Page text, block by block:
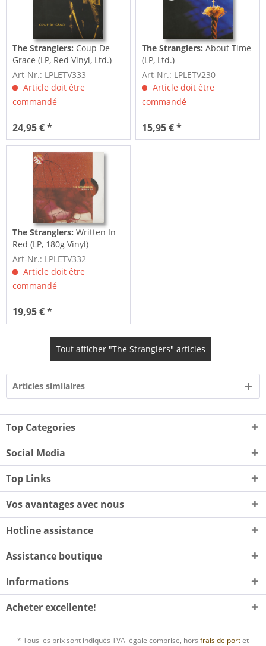
The Stranglers: Coup De
Grace (LP, Red Vinyl, Ltd.)
Art-Nr.: LPLETV333
Article doit être
commandé
24,95 € *
The Stranglers:About Time
(LP, Ltd.)
Art-Nr.: LPLETV230
Article doit être
commandé
15,95 € *
The Stranglers:Written In
Red (LP, 180g Vinyl)
Art-Nr.: LPLETV332
Article doit être
commandé
19,95 € *
Tout afficher "The Stranglers" articles
Articles similaires
Top Categories
Social Media
Top Links
Vos avantages avec nous
Hotline assistance
Assistance boutique
Informations
Acheter excellente!
* Tous les prix sont indiqués TVA légale comprise, hors frais de portet